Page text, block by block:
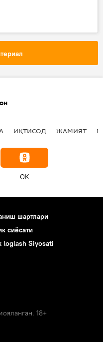
Владимир Путиннинг Ўзбекистонга давлат ташрифи - 2024 йил
ИҚТИСОД ЖАМИЯТ
OK
шартлари
сиёсати
loglash Siyosati
18+